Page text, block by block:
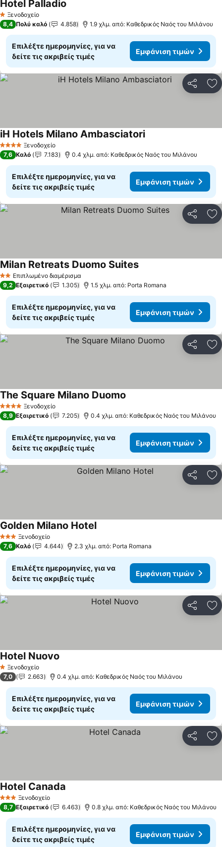
1 Αστέρια
Ξενοδοχείο
Hotel Palladio
8,4 Πολύ καλό 4.858 1.9 χλμ. από: Καθεδρικός Ναός του Μιλάνου
Επιλέξτε ημερομηνίες, για να
δείτε τις ακριβείς τιμές
Εμφάνιση τιμών
4 ΑστέριαΞενοδοχείο
iH Hotels Milano AmbasciatoriΕμφάνιση τιμών
7,6 Καλό 7.183 0.4 χλμ. από: Καθεδρικός Ναός του Μιλάνου
Επιλέξτε ημερομηνίες, για να
δείτε τις ακριβείς τιμές
Εμφάνιση τιμών
2 ΑστέριαΕπιπλωμένο διαμέρισμα
Milan Retreats Duomo SuitesΕμφάνιση τιμών
9,2 Εξαιρετικό 1.305 1.5 χλμ. από: Porta Romana
Επιλέξτε ημερομηνίες, για να
δείτε τις ακριβείς τιμές
Εμφάνιση τιμών
4 ΑστέριαΞενοδοχείο
The Square Milano Duomo
8,9 Εξαιρετικό 7.205 0.4 χλμ. από: Καθεδρικός Ναός του Μιλάνου
Επιλέξτε ημερομηνίες, για να
δείτε τις ακριβείς τιμές
Εμφάνιση τιμών
3 ΑστέριαΞενοδοχείο
Golden Milano HotelΕμφάνιση τιμών
7,6 Καλό 4.644 2.3 χλμ. από: Porta Romana
Επιλέξτε ημερομηνίες, για να
δείτε τις ακριβείς τιμές
Εμφάνιση τιμών
1 Αστέρια
Ξενοδοχείο
Hotel Nuovo
7,0 2.663 0.4 χλμ. από: Καθεδρικός Ναός του Μιλάνου
Επιλέξτε ημερομηνίες, για να
δείτε τις ακριβείς τιμές
Εμφάνιση τιμών
3 ΑστέριαΞενοδοχείο
Hotel Canada
8,7 Εξαιρετικό 6.463 0.8 χλμ. από: Καθεδρικός Ναός του Μιλάνου
Επιλέξτε ημερομηνίες, για να
δείτε τις ακριβείς τιμές
Εμφάνιση τιμών